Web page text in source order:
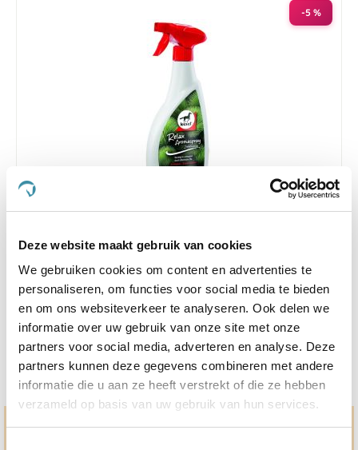
Deze website maakt gebruik van cookies
We gebruiken cookies om content en advertenties te
personaliseren, om functies voor social media te bieden
en om ons websiteverkeer te analyseren. Ook delen we
informatie over uw gebruik van onze site met onze
partners voor social media, adverteren en analyse. Deze
partners kunnen deze gegevens combineren met andere
informatie die u aan ze heeft verstrekt of die ze hebben
verzameld op basis van uw gebruik van hun services.
-5 %
Leovet Relax Aromaspray 550ml
Nog maar 2 beschikbaar
€ 15,95 € 15,15
Hulp en advies nodig?